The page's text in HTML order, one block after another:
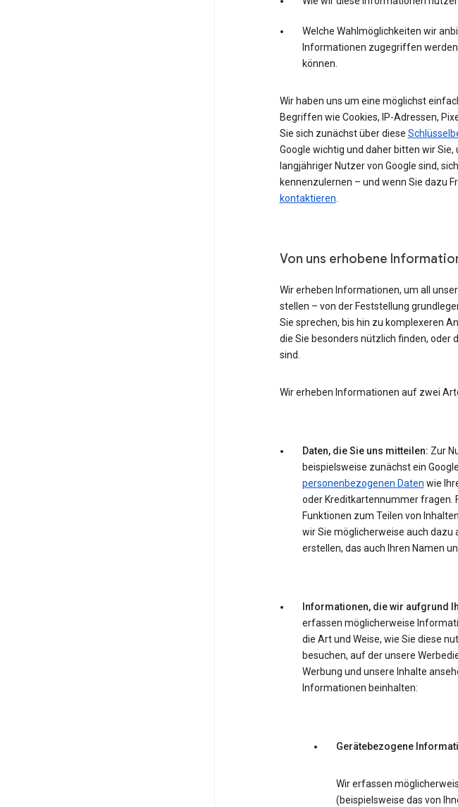
Welche Wahlmöglichkeiten wir
Informationen zugegriffen
können.
Wir haben uns um eine möglichst
Begriffen wie Cookies, IP-Adressen,
Sie sich zunächst über diese
Google wichtig und daher bitten wir
langjähriger Nutzer von Google sind,
kennenzulernen – und wenn Sie dazu
kontaktieren.
Von uns erhobene
Wir erheben Informationen, um all
stellen – von der Feststellung
Sie sprechen, bis hin zu komplexeren
die Sie besonders nützlich finden, oder
sind.
Wir erheben Informationen auf zwei
Daten, die Sie uns mitteilen: Zur
beispielsweise zunächst ein
personenbezogenen Daten wie
oder Kreditkartennummer fragen.
Funktionen zum Teilen von
wir Sie möglicherweise auch
erstellen, das auch Ihren Namen
Informationen, die wir aufgrund
erfassen möglicherweise
die Art und Weise, wie Sie diese
besuchen, auf der unsere
Werbung und unsere Inhalte
Informationen beinhalten:
Gerätebezogene
Wir erfassen
(beispielsweise das von